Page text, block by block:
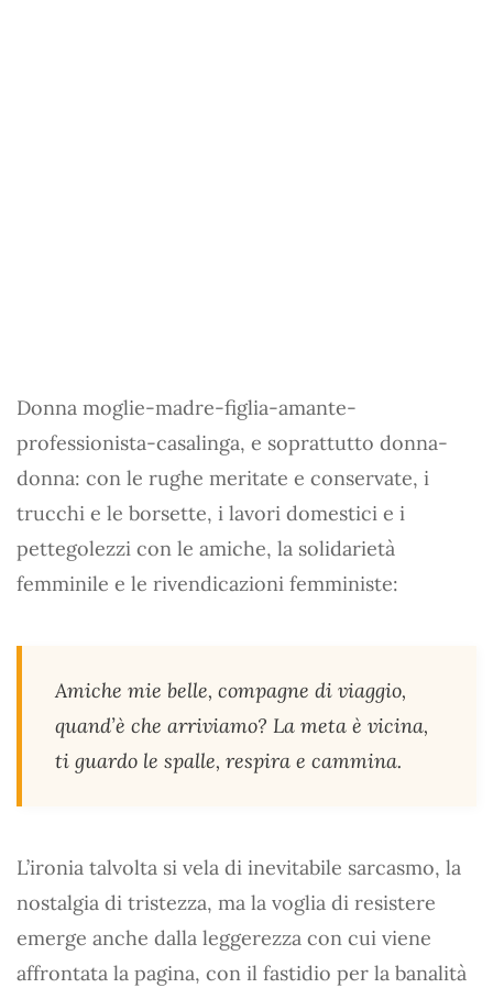
Donna moglie-madre-figlia-amante-
professionista-casalinga, e soprattutto donna-
donna: con le rughe meritate e conservate, i
trucchi e le borsette, i lavori domestici e i
pettegolezzi con le amiche, la solidarietà
femminile e le rivendicazioni femministe:
Amiche mie belle, compagne di viaggio,
quand’è che arriviamo? La meta è vicina,
ti guardo le spalle, respira e cammina.
L’ironia talvolta si vela di inevitabile sarcasmo, la
nostalgia di tristezza, ma la voglia di resistere
emerge anche dalla leggerezza con cui viene
affrontata la pagina, con il fastidio per la banalità